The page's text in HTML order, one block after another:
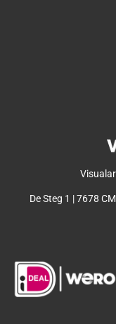
De Steg 1 | 7678